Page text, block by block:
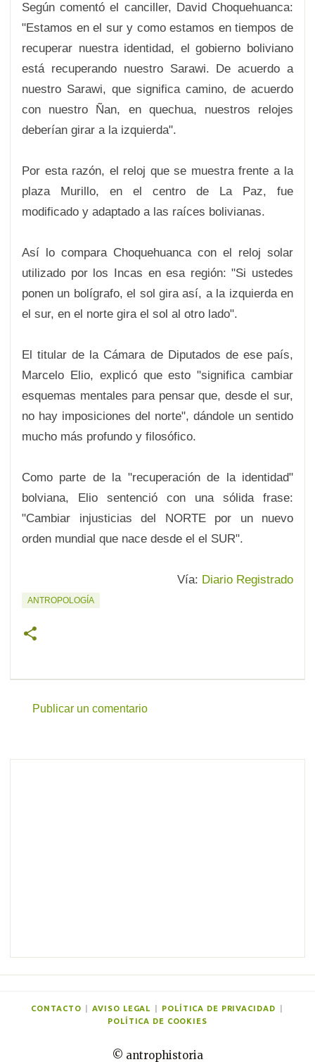
Según comentó el canciller, David Choquehuanca:
"Estamos en el sur y como estamos en tiempos de
recuperar nuestra identidad, el gobierno boliviano
está recuperando nuestro Sarawi. De acuerdo a
nuestro Sarawi, que significa camino, de acuerdo
con nuestro Ñan, en quechua, nuestros relojes
deberían girar a la izquierda".
Por esta razón, el reloj que se muestra frente a la
plaza Murillo, en el centro de La Paz, fue
modificado y adaptado a las raíces bolivianas.
Así lo compara Choquehuanca con el reloj solar
utilizado por los Incas en esa región: "Si ustedes
ponen un bolígrafo, el sol gira así, a la izquierda en
el sur, en el norte gira el sol al otro lado".
El titular de la Cámara de Diputados de ese país,
Marcelo Elio, explicó que esto "significa cambiar
esquemas mentales para pensar que, desde el sur,
no hay imposiciones del norte", dándole un sentido
mucho más profundo y filosófico.
Como parte de la "recuperación de la identidad"
bolviana, Elio sentenció con una sólida frase:
"Cambiar injusticias del NORTE por un nuevo
orden mundial que nace desde el el SUR".
Vía: Diario Registrado
ANTROPOLOGÍA
Publicar un comentario
© antrophistoria
CONTACTO AVISO LEGAL POLÍTICA DE PRIVACIDAD
POLÍTICA DE COOKIES